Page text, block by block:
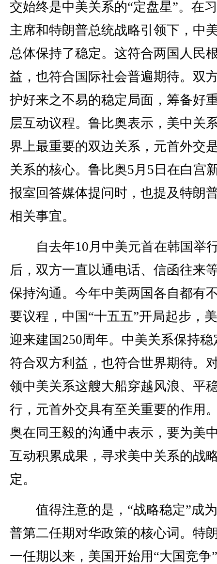
交始终是中美关系的“定盘星”。在
主席和特朗普总统战略引领下，中
总体保持了稳定。这符合两国人民
益，也符合国际社会普遍期待。双
护好来之不易的稳定局面，筹备好
层互动议程。鲁比奥表示，美中关
界上最重要的双边关系，元首外交
关系的核心。鲁比奥5月5日在白宫
报室回答媒体提问时，也提及特朗
相关事宜。
自去年10月中美元首在韩国举
后，双方一直以通电话、信函往来
保持沟通。今年中美两国各自都有
要议程，中国“十五五”开局起步，
迎来建国250周年。中美关系保持稳
符合双方利益，也符合世界期待。
领中美关系这艘大船穿越风浪、平
行，元首外交具有至关重要的作用
奥在同王毅的沟通中表示，要为美
互动积累成果，寻求美中关系的战
定。
值得注意的是，“战略稳定”成
普第二任期对华政策的核心词。特
一任期以来，美国开始用“大国竞争